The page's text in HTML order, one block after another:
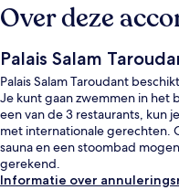
Over deze
Palais Salam
Palais Salam Taroudant
Je kunt gaan zwemmen in het
een van de 3 restaurants, kun
met internationale gerechten.
sauna en een stoombad
gerekend.
Informatie over